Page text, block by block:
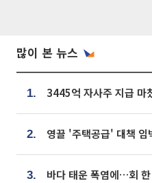
많이 본 뉴스
1.
2.
3. 바다 태운 폭염에…회 한